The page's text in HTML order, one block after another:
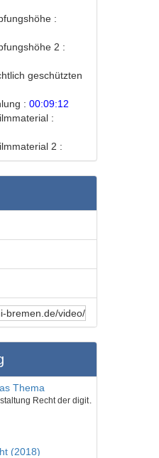
:
2 :
geschützten
: 00:09:12
:
2 :
:00:16:16
:
Thema
(2018)